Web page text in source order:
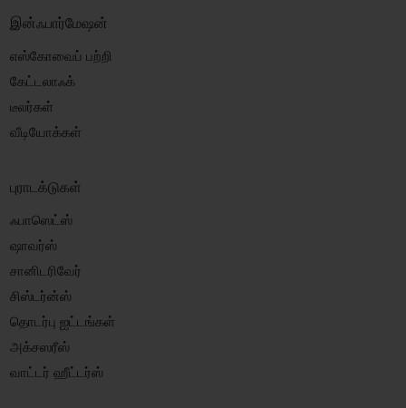
இன்ஃபார்மேஷன்
எஸ்கோவைப் பற்றி
கேட்டலாஃக்
டீலர்கள்
வீடியோக்கள்
புராடக்டுகள்
ஃபாஸெட்ஸ்
ஷாவர்ஸ்
சானிடரிவேர்
சிஸ்டர்ன்ஸ்
தொடர்பு ஐட்டங்கள்
அக்சஸரீஸ்
வாட்டர் ஹீட்டர்ஸ்